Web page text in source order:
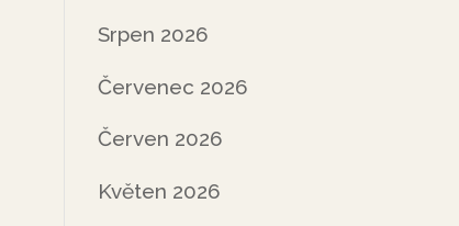
Srpen 2026
Červenec 2026
Červen 2026
Květen 2026